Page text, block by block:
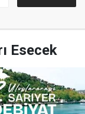
Esecek